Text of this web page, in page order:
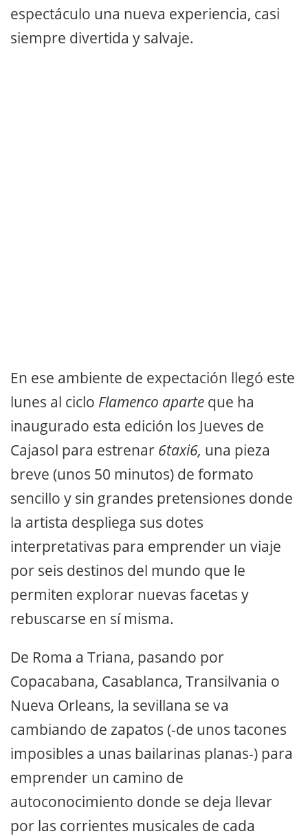
espectáculo una nueva experiencia, casi
siempre divertida y salvaje.
En ese ambiente de expectación llegó este
lunes al ciclo Flamenco aparte que ha
inaugurado esta edición los Jueves de
Cajasol para estrenar 6taxi6, una pieza
breve (unos 50 minutos) de formato
sencillo y sin grandes pretensiones donde
la artista despliega sus dotes
interpretativas para emprender un viaje
por seis destinos del mundo que le
permiten explorar nuevas facetas y
rebuscarse en sí misma.
De Roma a Triana, pasando por
Copacabana, Casablanca, Transilvania o
Nueva Orleans, la sevillana se va
cambiando de zapatos (-de unos tacones
imposibles a unas bailarinas planas-) para
emprender un camino de
autoconocimiento donde se deja llevar
por las corrientes musicales de cada